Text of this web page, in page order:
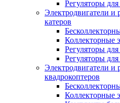
Регуляторы
Электродвигатели и
катеров
Коллекторные
Регуляторы
Регуляторы
Электродвигатели и
квадрокоптеров
Коллекторные